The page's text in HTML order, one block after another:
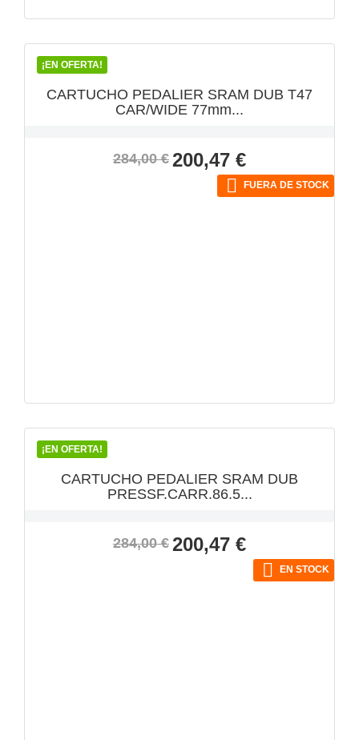
¡EN OFERTA!
VISTA RÁPIDA
CARTUCHO PEDALIER SRAM DUB T47
CAR/WIDE 77mm...
Precio
284,00 € Precio
200,47 €
 FUERA DE STOCK
¡EN OFERTA!
VISTA RÁPIDA
CARTUCHO PEDALIER SRAM DUB
PRESSF.CARR.86.5...
Precio
284,00 € Precio
200,47 €
 EN STOCK